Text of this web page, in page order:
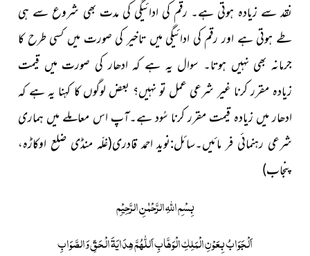
نقد سے زیادہ ہوتی ہے۔ رقم کی ادائیگی کی مدت بھی شروع سے ہی
طے ہوتی ہے اور رقم کی ادائیگی میں تاخیر کی صورت میں کسی طرح کا
جرمانہ بھی نہیں ہوتا۔ سوال یہ ہے کہ ادھار کی صورت میں قیمت
زیادہ مقرر کرنا غیر شرعی عمل تو نہیں؟ بعض لوگوں کا کہنا یہ ہے کہ
ادھار میں زیادہ قیمت مقرر کرنا سُود ہے۔آپ اس معاملے میں ہماری
شرعی رہنمائی فر مائیں۔سائل:نوید احمد قادری(غلّہ منڈی ضلع اوکاڑہ،
پنجاب)
بِسْمِ اللّٰہِ الرَّحْمٰنِ الرَّحِیْمِ
اَلْجَوَابُ بِعَوْنِ الْمَلِکِ الْوَھَّابِ اَللّٰھُمَّ ھِدَایَۃَ الْحَقِّ وَالصَّوَابِ